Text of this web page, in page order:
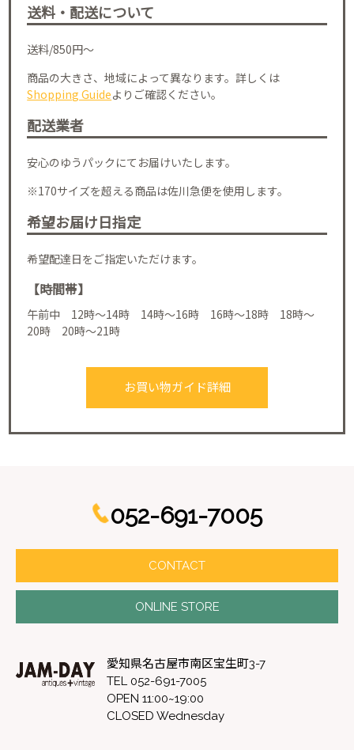
送料・配送について
送料/850円～
商品の大きさ、地域によって異なります。詳しくは
Shopping Guideよりご確認ください。
配送業者
安心のゆうパックにてお届けいたします。
※170サイズを超える商品は佐川急便を使用します。
希望お届け日指定
希望配達日をご指定いただけます。
【時間帯】
午前中 12時～14時 14時～16時 16時～18時 18時～
20時 20時～21時
お買い物ガイド詳細
052-691-7005
CONTACT
ONLINE STORE
愛知県名古屋市南区宝生町3-7
TEL 052-691-7005
OPEN 11:00~19:00
CLOSED Wednesday